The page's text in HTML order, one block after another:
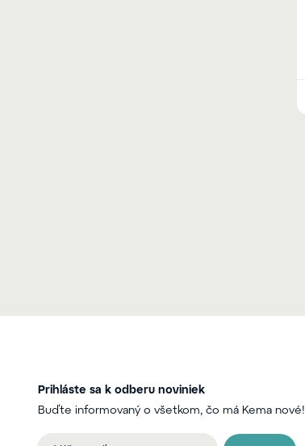
Prihláste sa k odberu noviniek
Buďte informovaný o všetkom, čo má Kema nové!